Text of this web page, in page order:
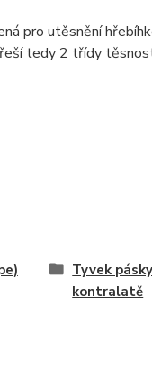
pro utěsnění
tedy 2 třídy
Tyvek
kontralatě